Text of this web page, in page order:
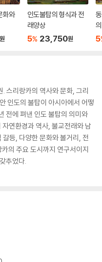
화와
원
인도불탑의 형식과 전
래양상
5% 23,750원 5
스리랑카의 역사와 문화, 그리
인도의 불탑이 아시아에서 어떻
전에 펴낸 인도 불탑의 의미와
연환경과 역사, 불교전래와 남
등, 다양한 문화와 볼거리, 전
의 주요 도시까지 연구서이지
추었다.